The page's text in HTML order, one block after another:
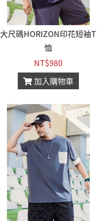
大尺碼HORIZON印花短袖T
恤
NT$980
加入購物車